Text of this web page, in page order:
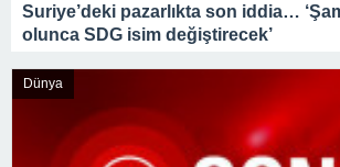
Suriye’deki pazarlıkta son iddia…
olunca SDG isim değiştirecek’
Dünya